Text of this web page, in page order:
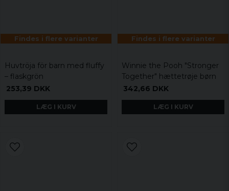
Findes i flere varianter
Huvtröja för barn med fluffy
– flaskgrön
253,39 DKK
LÆG I KURV
Findes i flere varianter
Winnie the Pooh "Stronger
Together" hættetrøje børn
342,66 DKK
LÆG I KURV